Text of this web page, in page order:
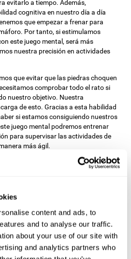
content and ads, to
and to analyse our traffic.
about your use of our site with
and analytics partners who
evitarlo a tiempo. Además,
cognitiva en nuestro día a día
que empezar a frenar para
Por tanto, si estimulamos
este juego mental, será más
nuestra precisión en actividades
que evitar que las piedras choquen
comprobar todo el rato si
nuestro objetivo. Nuestra
de esto. Gracias a esta habilidad
si estamos consiguiendo nuestros
juego mental podremos entrenar
para supervisar las actividades de
más ágil.
cognitivas
pensar cuándo es necesario usar una
y cuándo no. Esto es importante
pocas piedras a la vez. Si nos
nuestras jugadas, es posible
cognitiva. Además de en este juego,